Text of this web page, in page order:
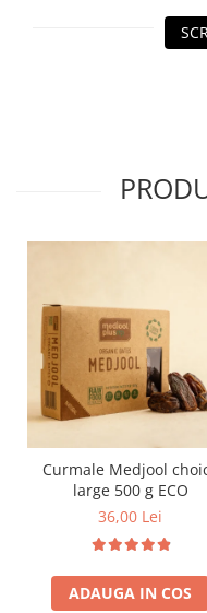
Curmale Medjool
large 500 g ECO
36,00 Lei
ADAUGA IN COS